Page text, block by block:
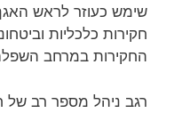
שימש כעוזר לראש
חקירות כלכליות
החקירות במרחב
רגב ניהל מספר רב של